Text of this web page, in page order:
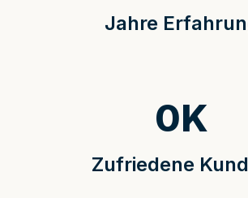
Jahre
Zufriedene
0K